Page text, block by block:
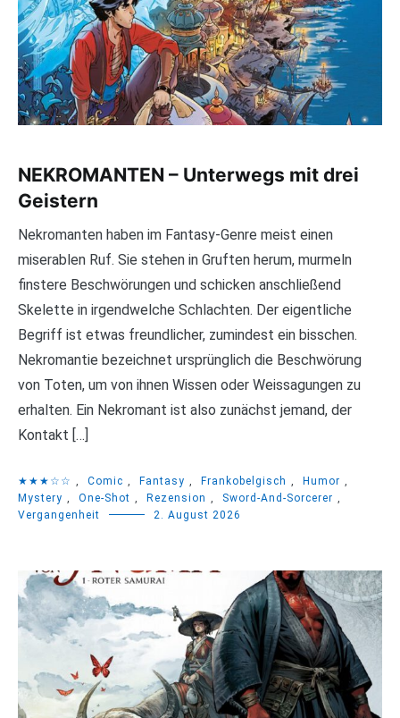
NEKROMANTEN – Unterwegs mit drei
Geistern
Nekromanten haben im Fantasy-Genre meist einen
miserablen Ruf. Sie stehen in Gruften herum, murmeln
finstere Beschwörungen und schicken anschließend
Skelette in irgendwelche Schlachten. Der eigentliche
Begriff ist etwas freundlicher, zumindest ein bisschen.
Nekromantie bezeichnet ursprünglich die Beschwörung
von Toten, um von ihnen Wissen oder Weissagungen zu
erhalten. Ein Nekromant ist also zunächst jemand, der
Kontakt […]
★★★☆☆ Comic Fantasy Frankobelgisch Humor
Mystery
One-Shot Rezension Sword-And-Sorcerer
Vergangenheit
2. August 2026